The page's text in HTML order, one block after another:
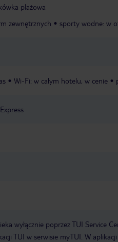
plażowa
zewnętrznych sporty wodne: w
Wi-Fi: w całym hotelu, w cenie
wyłącznie poprzez TUI Service
TUI w serwisie myTUI. W